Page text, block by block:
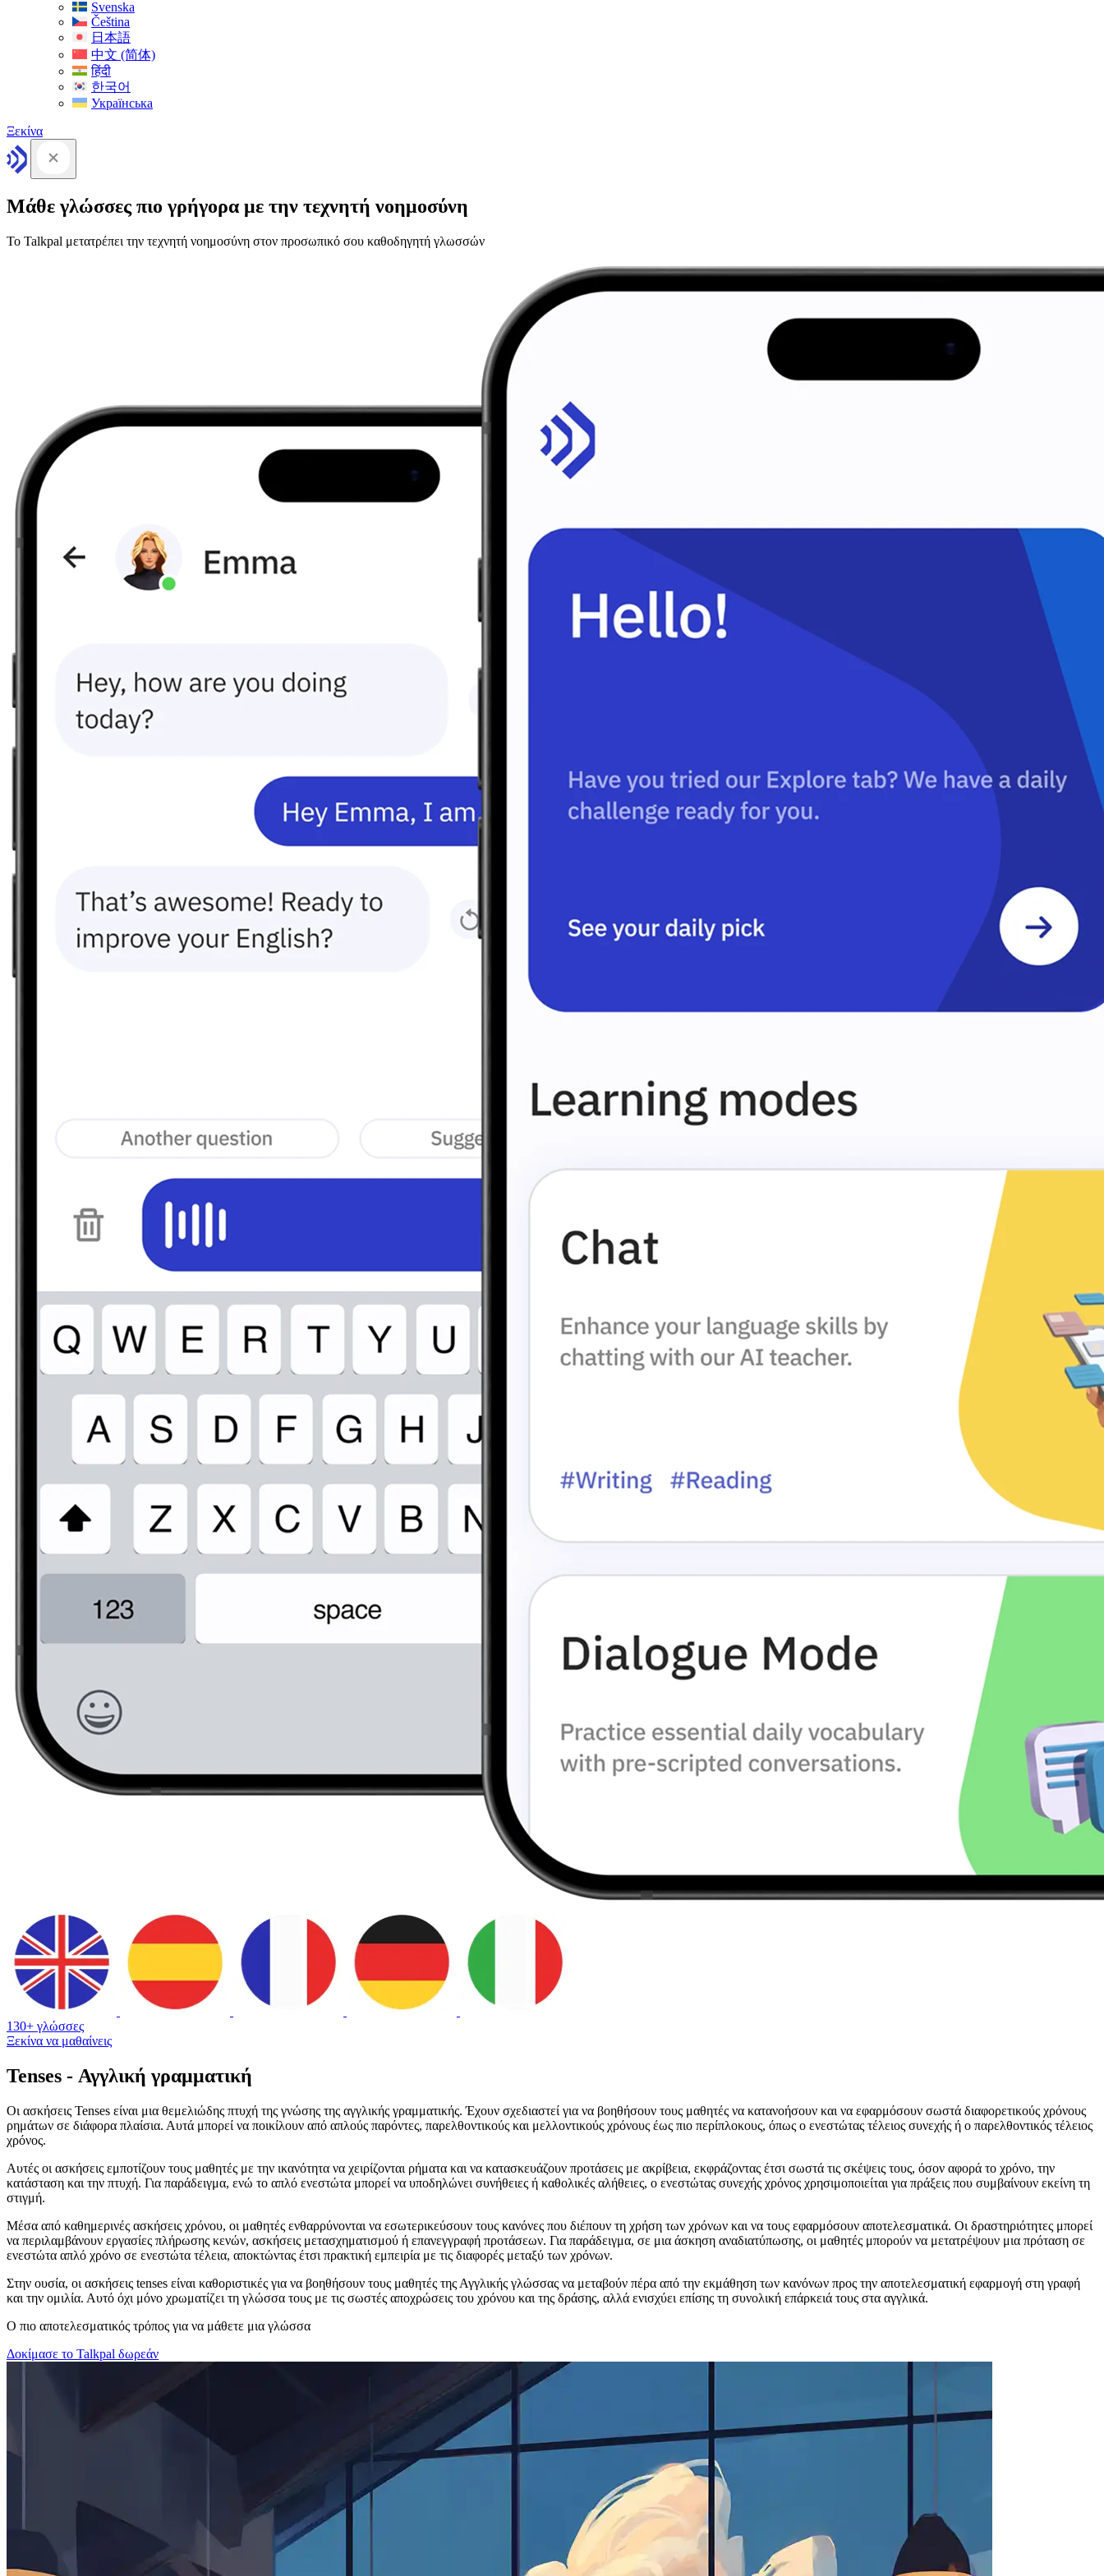
Svenska
Čeština
日本語
中文 (简体)
हिंदी
한국어
Українська
Ξεκίνα
Μάθε γλώσσες πιο γρήγορα με την τεχνητή νοημοσύνη
Το Talkpal μετατρέπει την τεχνητή νοημοσύνη στον προσωπικό σου καθοδηγητή γλωσσών
130+ γλώσσες
Ξεκίνα να μαθαίνεις
Tenses - Αγγλική γραμματική
Οι ασκήσεις Tenses είναι μια θεμελιώδης πτυχή της γνώσης της αγγλικής γραμματικής. Έχουν σχεδιαστεί για να βοηθήσουν τους μαθητές να κατανοήσουν και να εφαρμόσουν σωστά διαφορετικούς χρόνους
ρημάτων σε διάφορα πλαίσια. Αυτά μπορεί να ποικίλουν από απλούς παρόντες, παρελθοντικούς και μελλοντικούς χρόνους έως πιο περίπλοκους, όπως ο ενεστώτας τέλειος συνεχής ή ο παρελθοντικός τέλειος
χρόνος.
Αυτές οι ασκήσεις εμποτίζουν τους μαθητές με την ικανότητα να χειρίζονται ρήματα και να κατασκευάζουν προτάσεις με ακρίβεια, εκφράζοντας έτσι σωστά τις σκέψεις τους, όσον αφορά το χρόνο, την
κατάσταση και την πτυχή. Για παράδειγμα, ενώ το απλό ενεστώτα μπορεί να υποδηλώνει συνήθειες ή καθολικές αλήθειες, ο ενεστώτας συνεχής χρόνος χρησιμοποιείται για πράξεις που συμβαίνουν εκείνη τη
στιγμή.
Μέσα από καθημερινές ασκήσεις χρόνου, οι μαθητές ενθαρρύνονται να εσωτερικεύσουν τους κανόνες που διέπουν τη χρήση των χρόνων και να τους εφαρμόσουν αποτελεσματικά. Οι δραστηριότητες μπορεί
να περιλαμβάνουν εργασίες πλήρωσης κενών, ασκήσεις μετασχηματισμού ή επανεγγραφή προτάσεων. Για παράδειγμα, σε μια άσκηση αναδιατύπωσης, οι μαθητές μπορούν να μετατρέψουν μια πρόταση σε
ενεστώτα απλό χρόνο σε ενεστώτα τέλεια, αποκτώντας έτσι πρακτική εμπειρία με τις διαφορές μεταξύ των χρόνων.
Στην ουσία, οι ασκήσεις tenses είναι καθοριστικές για να βοηθήσουν τους μαθητές της Αγγλικής γλώσσας να μεταβούν πέρα από την εκμάθηση των κανόνων προς την αποτελεσματική εφαρμογή στη γραφή
και την ομιλία. Αυτό όχι μόνο χρωματίζει τη γλώσσα τους με τις σωστές αποχρώσεις του χρόνου και της δράσης, αλλά ενισχύει επίσης τη συνολική επάρκειά τους στα αγγλικά.
Ο πιο αποτελεσματικός τρόπος για να μάθετε μια γλώσσα
Δοκίμασε το Talkpal δωρεάν